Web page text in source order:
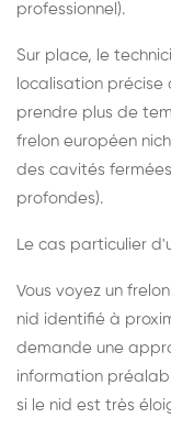
professionnel).
Sur place, le
localisation
prendre plus de
frelon européen
des cavités
profondes).
Le cas particulier
Vous voyez un
nid identifié à
demande une
information
si le nid est très